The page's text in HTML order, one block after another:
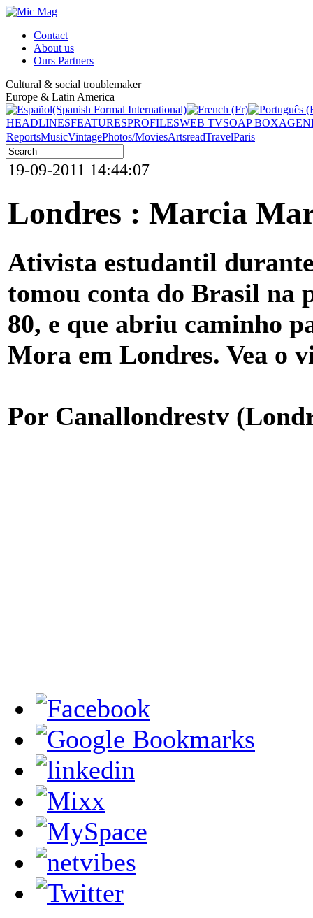
Contact
About us
Ours Partners
Cultural & social troublemaker
Europe & Latin America
HEADLINESFEATURESPROFILESWEB TVSOAP BOX
ReportsMusicVintagePhotos/MoviesArtsreadTravelParis
19-09-2011 14:44:07
Londres : Marcia
Ativista estudantil
tomou conta do Brasil na
80, e que abriu caminho
Mora em Londres. Vea o
Por Canallondrestv